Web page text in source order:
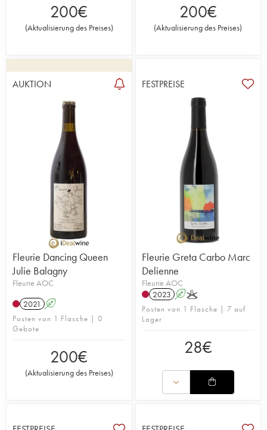
200€
(Aktualisierung des Preises)
200€
(Aktualisierung des Preises)
AUKTION
Fleurie Dancing Queen
Julie Balagny
Fleurie AOC
2021
A
Posten von 1 Flasche | 0
Gebote
200€
(Aktualisierung des Preises)
FESTPREISE
Fleurie Greta Carbo Marc
Delienne
Fleurie AOC
2023 AK
Posten von 1 Flasche | 7 auf
Lager
28€